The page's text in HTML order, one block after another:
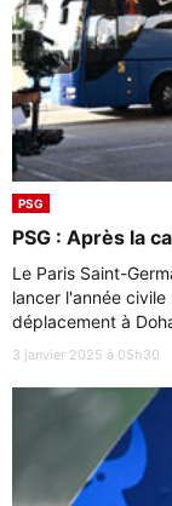
PSG
PSG : Après la
Le Paris Saint-
lancer l'année
déplacement à
3 janvier 2025 à 05h30